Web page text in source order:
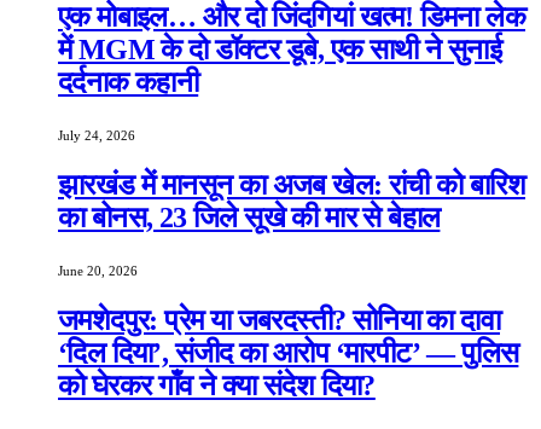
एक मोबाइल… और दो जिंदगियां खत्म! डिमना लेक
में MGM के दो डॉक्टर डूबे, एक साथी ने सुनाई
दर्दनाक कहानी
July 24, 2026
झारखंड में मानसून का अजब खेल: रांची को बारिश
का बोनस, 23 जिले सूखे की मार से बेहाल
June 20, 2026
जमशेदपुर: प्रेम या जबरदस्ती? सोनिया का दावा
‘दिल दिया’, संजीद का आरोप ‘मारपीट’ — पुलिस
को घेरकर गाँव ने क्या संदेश दिया?